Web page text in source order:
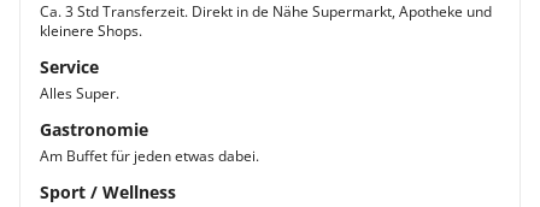
Ca. 3 Std Transferzeit. Direkt in de Nähe Supermarkt, Apotheke und
kleinere Shops.
Service
Alles Super.
Gastronomie
Am Buffet für jeden etwas dabei.
Sport / Wellness